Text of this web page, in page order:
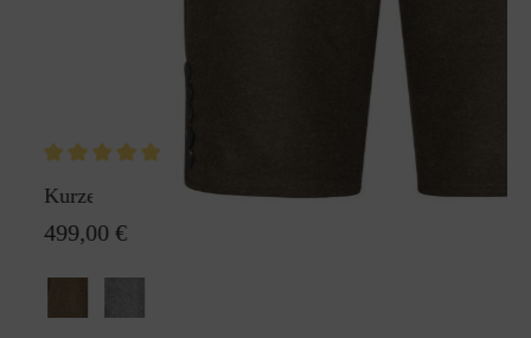
Kurze Lodenhose Die Lodane
499,00 €